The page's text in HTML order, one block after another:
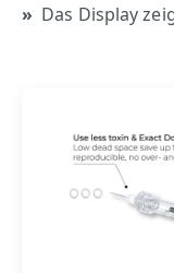
Das Display